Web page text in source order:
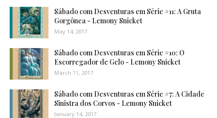
Sábado com Desventuras em Série #11: A Gruta
Gorgônea - Lemony Snicket
May 14, 2017
Sábado com Desventuras em Série #10: O
Escorregador de Gelo - Lemony Snicket
March 11, 2017
Sábado com Desventuras em Série #7: A Cidade
Sinistra dos Corvos - Lemony Snicket
January 14, 2017